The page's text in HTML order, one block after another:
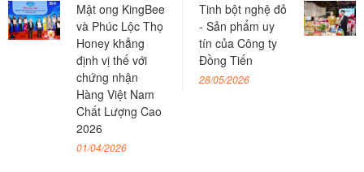
Mật ong KingBee
và Phúc Lộc Thọ
Honey khẳng
định vị thế với
chứng nhận
Hàng Việt Nam
Chất Lượng Cao
2026
01/04/2026
Tinh bột nghệ đỏ
- Sản phẩm uy
tín của Công ty
Đồng Tiến
28/05/2026